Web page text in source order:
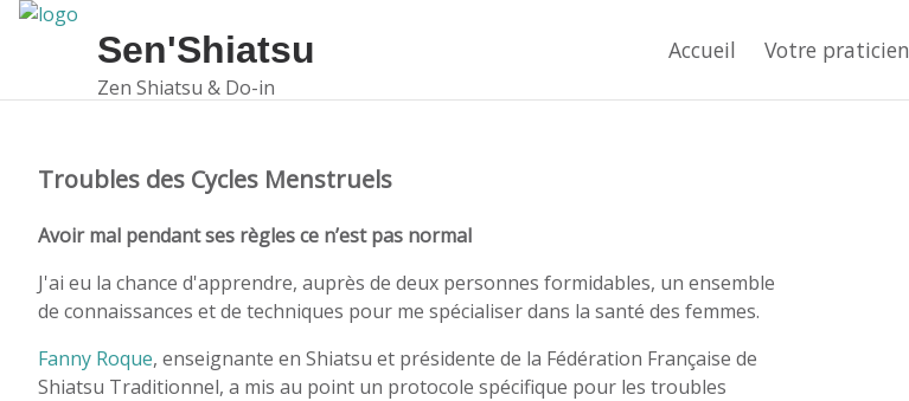
Sen'Shiatsu
Zen Shiatsu & Do-in
Accueil Votre praticien
Troubles des Cycles Menstruels
Avoir mal pendant ses règles ce n’est pas normal
J'ai eu la chance d'apprendre, auprès de deux personnes formidables, un ensemble
de connaissances et de techniques pour me spécialiser dans la santé des femmes.
Fanny Roque, enseignante en Shiatsu et présidente de la Fédération Française de
Shiatsu Traditionnel, a mis au point un protocole spécifique pour les troubles